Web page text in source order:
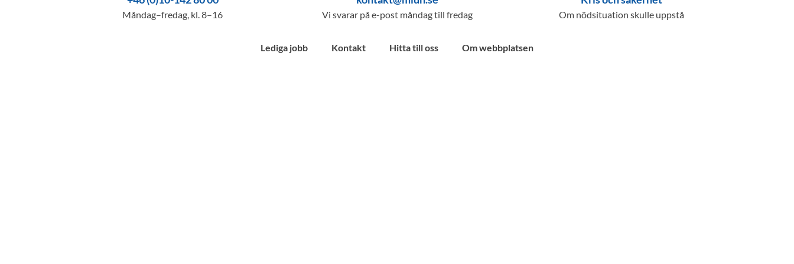
Måndag–fredag, kl. 8–16 Vi svarar på e-post måndag till fredag Om nödsituation skulle uppstå
Lediga jobb Kontakt Hitta till oss Om webbplatsen